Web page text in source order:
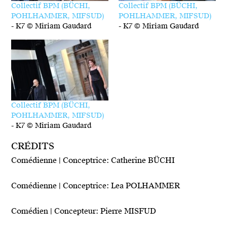
Collectif BPM (BÜCHI,
POHLHAMMER, MIFSUD)
-K7 © Miriam Gaudard
Collectif BPM (BÜCHI,
POHLHAMMER, MIFSUD)
- K7 © Miriam Gaudard
Collectif BPM (BÜCHI,
POHLHAMMER, MIFSUD)
-K7 © Miriam Gaudard
CRÉDITS
Comédienne | Conceptrice: Catherine BÜCHI
Comédienne | Conceptrice: Lea POLHAMMER
Comédien | Concepteur: Pierre MISFUD